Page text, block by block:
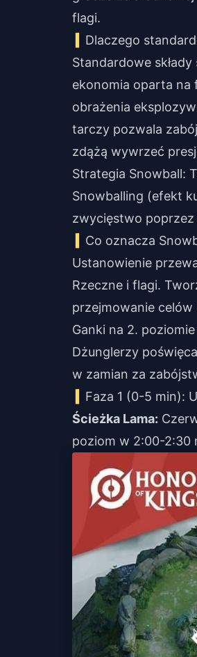
flagi.
Dlaczego
Standardowe
ekonomia oparta na
obrażenia
tarczy pozwala
zdążą wywrzeć
Strategia Snowball:
Snowballing (efekt
zwycięstwo
Co oznacza
Ustanowienie
Rzeczne i flagi.
przejmowanie celów
Ganki na 2.
Dżunglerzy
w zamian za
Faza 1 (0-5 min):
Ścieżka Lama:
poziom w 2:00-2:30